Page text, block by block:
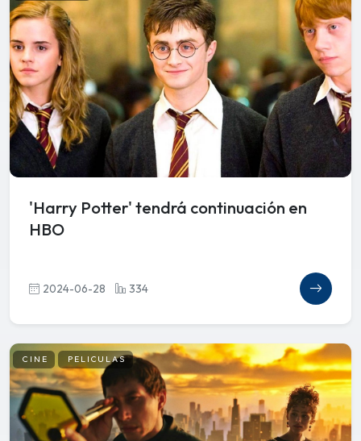
'Harry Potter' tendrá continuación en
HBO
2024-06-28 334
CINE PELICULAS